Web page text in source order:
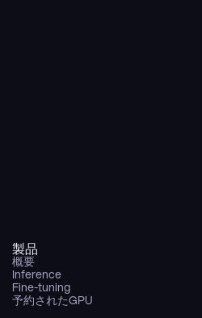
製品
概要
Inference
Fine-tuning
予約されたGPU